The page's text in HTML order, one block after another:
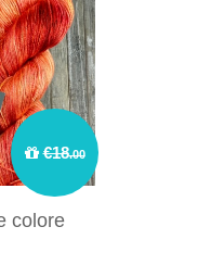
€18.00
colore